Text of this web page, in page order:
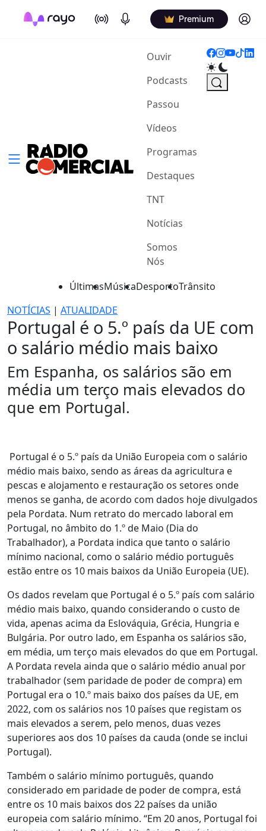
On Air Podcasts Premium Log in
Ouvir(current)
Podcasts
Passou
Vídeos
Programas
Destaques
TNT
Notícias
Somos
Nós
ÚltimasMúsicaDesportoTrânsito
NOTÍCIAS | ATUALIDADE
Portugal é o 5.º país da UE com
o salário médio mais baixo
Em Espanha, os salários são em
média um terço mais elevados do
que em Portugal.
Portugal é o 5.º país da União Europeia com o salário
médio mais baixo, sendo as áreas da agricultura e
pescas e alojamento e restauração os setores onde
menos se ganha, de acordo com dados hoje divulgados
pela Pordata. Num retrato do mercado laboral em
Portugal, no âmbito do 1.º de Maio (Dia do
Trabalhador), a Pordata indica que tanto o salário
mínimo nacional, como o salário médio português
estão entre os 10 mais baixos da União Europeia (UE).
Os dados revelam que Portugal é o 5.º país com salário
médio mais baixo, quando considerando o custo de
vida, apenas acima da Eslováquia, Grécia, Hungria e
Bulgária. Por outro lado, em Espanha os salários são,
em média, um terço mais elevados do que em Portugal.
A Pordata revela ainda que o salário médio anual por
trabalhador (sem paridade de poder de compra) em
Portugal era o 10.º mais baixo dos países da UE, em
2022, com os salários nos 10 países que registam os
mais elevados a serem, pelo menos, duas vezes
superiores aos dos 10 países da cauda (onde se inclui
Portugal).
Também o salário mínimo português, quando
considerado em paridade de poder de compra, está
entre os 10 mais baixos dos 22 países da união
europeia com salário mínimo. “Em 20 anos, Portugal foi